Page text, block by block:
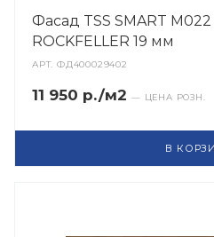
Фасад TSS SMART M022
ROCKFELLER 19 мм
АРТ.ФД400029402
11 950 р./м2 — ЦЕНА РОЗН.
В